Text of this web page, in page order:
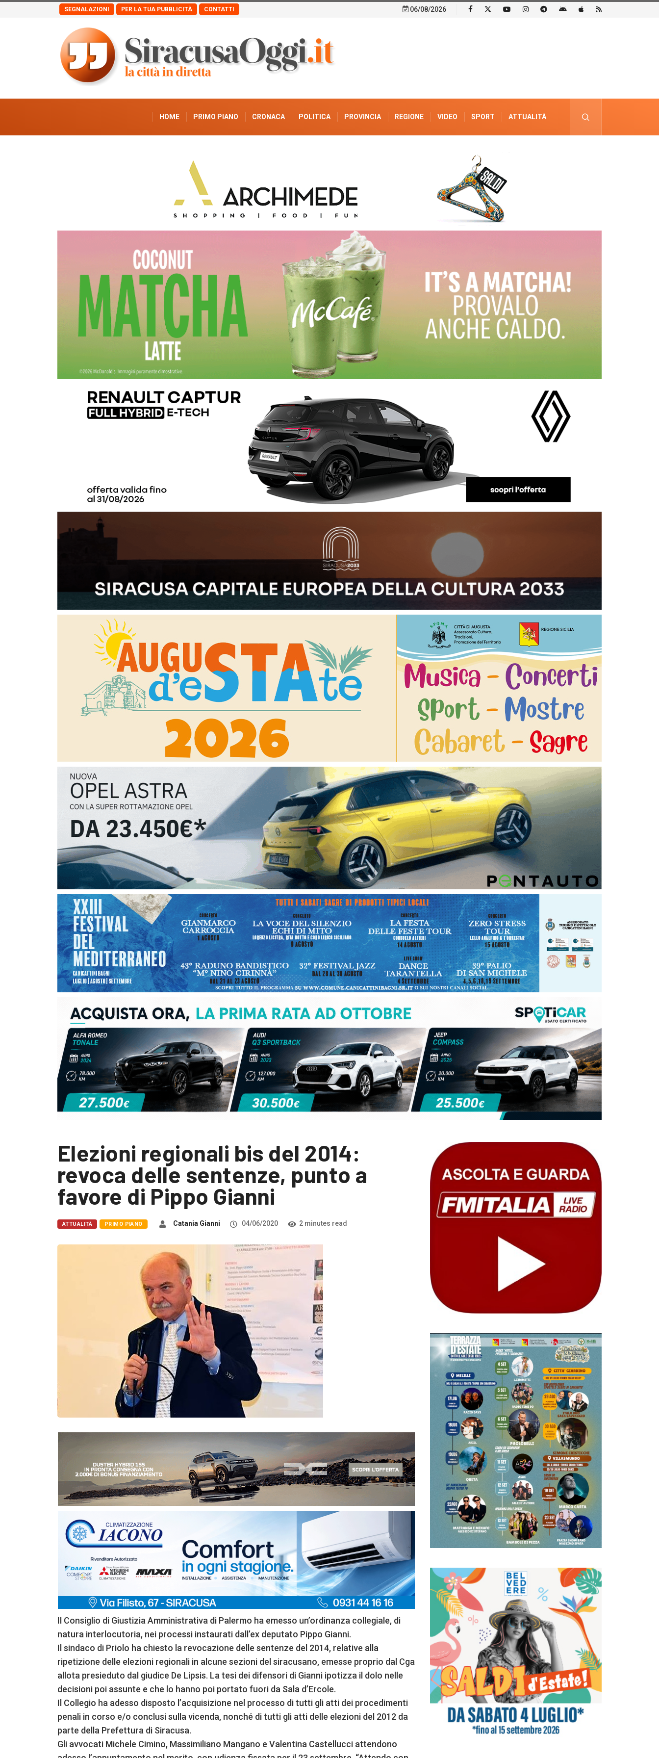
SEGNALAZIONI PER LA TUA PUBBLICITÀ CONTATTI 06/08/2026
HOME PRIMO PIANO CRONACA POLITICA PROVINCIA REGIONE VIDEO SPORT ATTUALITÀ
PUBBLICITÀ ELETTORALE
Elezioni regionali bis del 2014:
revoca delle sentenze, punto a
favore di Pippo Gianni
ATTUALITÀ PRIMO PIANO Catania Gianni 04/06/2020 2 minutes read
Il Consiglio di Giustizia Amministrativa di Palermo ha emesso un’ordinanza collegiale, di
natura interlocutoria, nei processi instaurati dall’ex deputato Pippo Gianni.
Il sindaco di Priolo ha chiesto la revocazione delle sentenze del 2014, relative alla
ripetizione delle elezioni regionali in alcune sezioni del siracusano, emesse proprio dal Cga
allota presieduto dal giudice De Lipsis. La tesi dei difensori di Gianni ipotizza il dolo nelle
decisioni poi assunte e che lo hanno poi portato fuori da Sala d’Ercole.
Il Collegio ha adesso disposto l’acquisizione nel processo di tutti gli atti dei procedimenti
penali in corso e/o conclusi sulla vicenda, nonché di tutti gli atti delle elezioni del 2012 da
parte della Prefettura di Siracusa.
Gli avvocati Michele Cimino, Massimiliano Mangano e Valentina Castellucci attendono